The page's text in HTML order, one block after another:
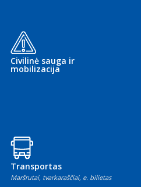
Civilinė sauga ir
mobilizacija
Transportas
Maršrutai, tvarkaraščiai, e. bilietas